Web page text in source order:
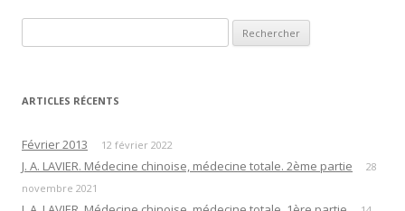
ARTICLES RÉCENTS
Février 2013 12 février 2022
J. A. LAVIER. Médecine chinoise, médecine totale. 2ème partie
28
novembre 2021